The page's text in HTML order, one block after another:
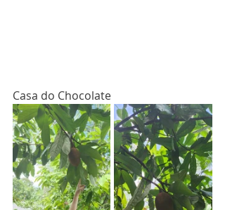
Casa do Chocolate